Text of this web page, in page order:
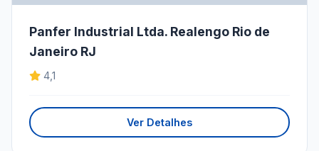
Panfer Industrial Ltda. Realengo Rio de
Janeiro RJ
4,1
Ver Detalhes